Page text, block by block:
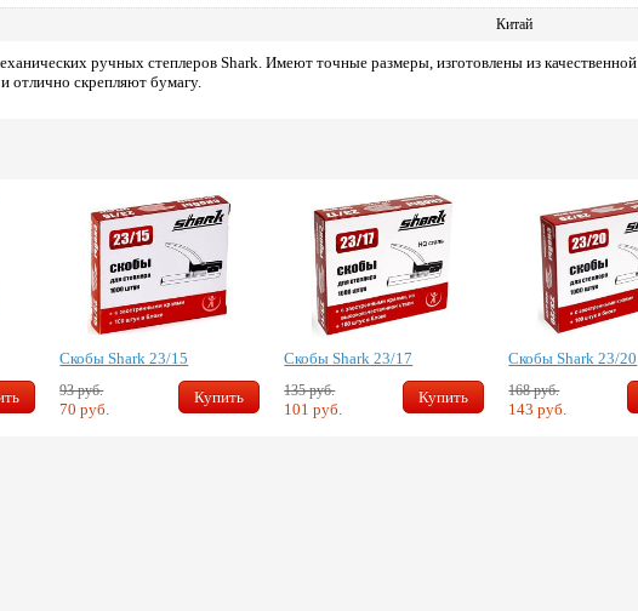
Китай
ручных степлеров Shark. Имеют точные размеры, изготовлены из качественной
отлично скрепляют бумагу.
Скобы Shark 23/15
93 руб.
70 руб.
Купить
Скобы Shark 23/17
135 руб.
101 руб.
Купить
Скобы Shark 23/20
168 руб.
143 руб.